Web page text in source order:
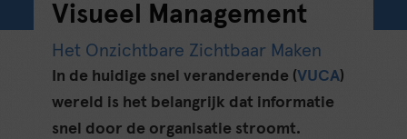
Visueel Management
Het Onzichtbare Zichtbaar Maken
In de huidige snel veranderende (VUCA)
wereld is het belangrijk dat informatie
snel door de organisatie stroomt.